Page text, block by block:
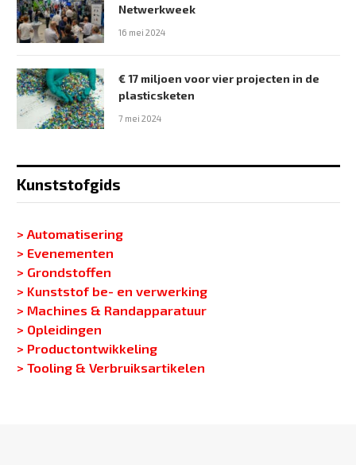
Netwerkweek
16 mei 2024
€ 17 miljoen voor vier projecten in de
plasticsketen
7 mei 2024
Kunststofgids
> Automatisering
> Evenementen
> Grondstoffen
> Kunststof be- en verwerking
> Machines & Randapparatuur
> Opleidingen
> Productontwikkeling
> Tooling & Verbruiksartikelen